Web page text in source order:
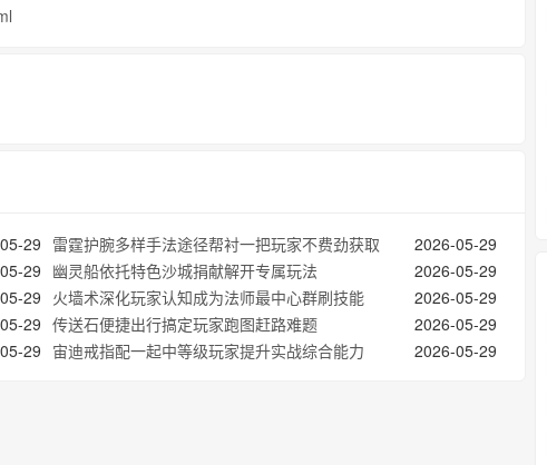
29 2026-05-29
雷霆护腕多样手法途径帮衬一把玩家不费劲获取
29
2026-05-29
幽灵船依托特色沙城捐献解开专属玩法
29
2026-05-29
火墙术深化玩家认知成为法师最中心群刷技能
29
2026-05-29
传送石便捷出行搞定玩家跑图赶路难题
29
2026-05-29
宙迪戒指配一起中等级玩家提升实战综合能力